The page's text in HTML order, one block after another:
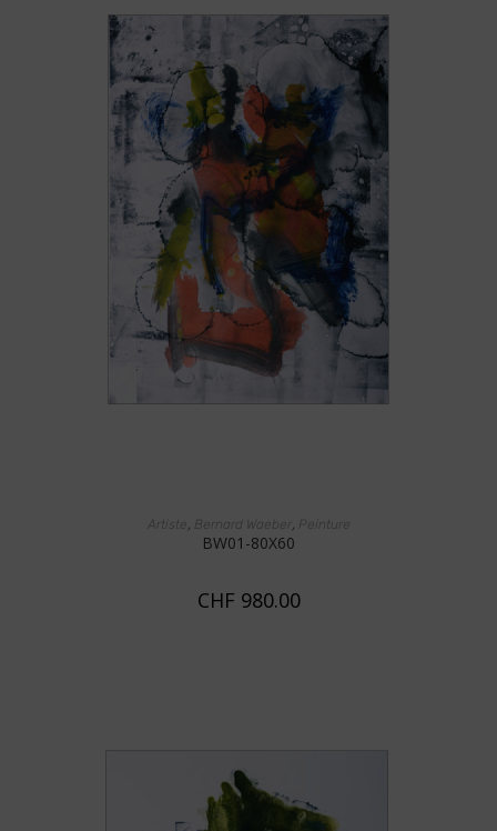
AJOUTER AU PANIER
Artiste, Bernard Waeber , Peinture
BW01-80X60
CHF 980.00